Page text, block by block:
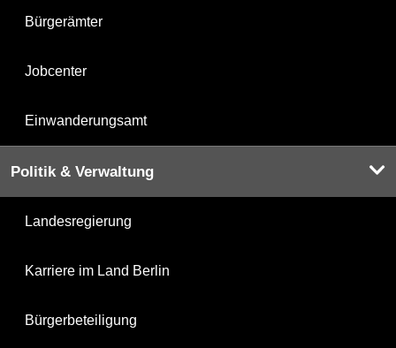
Bürgerämter
Jobcenter
Einwanderungsamt
Politik & Verwaltung
Landesregierung
Karriere im Land Berlin
Bürgerbeteiligung